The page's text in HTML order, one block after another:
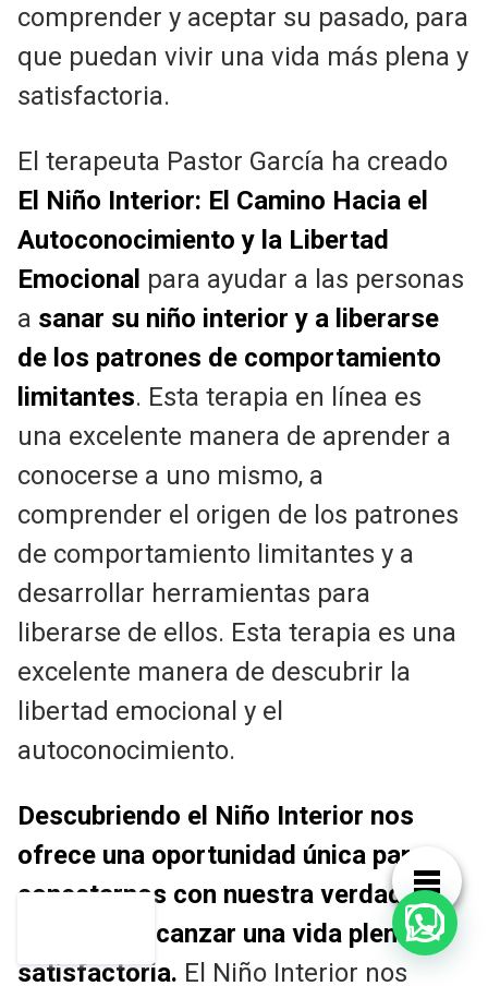
comprender y aceptar su pasado, para
que puedan vivir una vida más plena y
satisfactoria.
El terapeuta Pastor García ha creado
El Niño Interior: El Camino Hacia el
Autoconocimiento y la Libertad
Emocional para ayudar a las personas
a sanar su niño interior y a liberarse
de los patrones de comportamiento
limitantes. Esta terapia en línea es
una excelente manera de aprender a
conocerse a uno mismo, a
comprender el origen de los patrones
de comportamiento limitantes y a
desarrollar herramientas para
liberarse de ellos. Esta terapia es una
excelente manera de descubrir la
libertad emocional y el
autoconocimiento.
Descubriendo el Niño Interior nos
ofrece una oportunidad única para
conectarnos con nuestra verdadera
esencia y alcanzar una vida plena y
satisfactoria. El Niño Interior nos